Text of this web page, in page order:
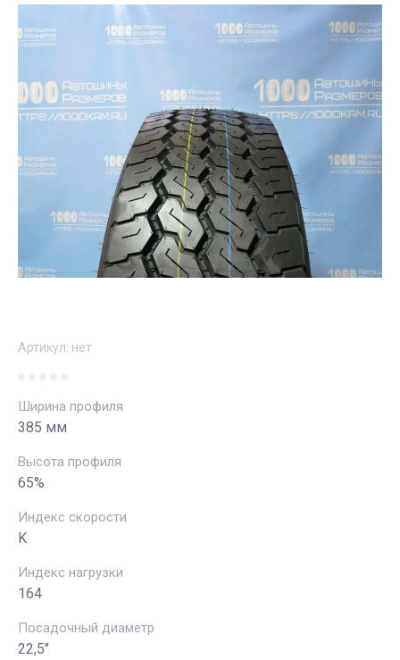
Артикул: нет
Ширина профиля
385 мм
Высота профиля
65%
Индекс скорости
K
Индекс нагрузки
164
Посадочный диаметр
22,5"